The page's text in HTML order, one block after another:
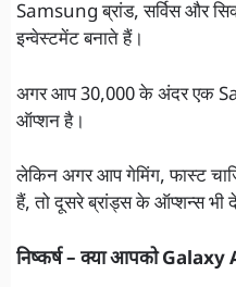
Samsung ब्रांड, सर्विस और
इन्वेस्टमेंट बनाते हैं।
अगर आप 30,000 के अंदर एक
ऑप्शन है।
लेकिन अगर आप गेमिंग, फास्ट
हैं, तो दूसरे ब्रांड्स के ऑप्शन्स
निष्कर्ष – क्या आपको Galaxy